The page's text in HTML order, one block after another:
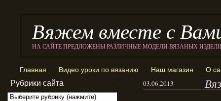
Вяжем вместе с
НА САЙТЕ ПРЕДЛОЖЕНЫ РАЗЛИЧНЫЕ МОДЕЛИ ВЯЗАНЫХ
Главная Видео уроки по вязанию Наш магазин О
03.06.2013
Рубрики сайта